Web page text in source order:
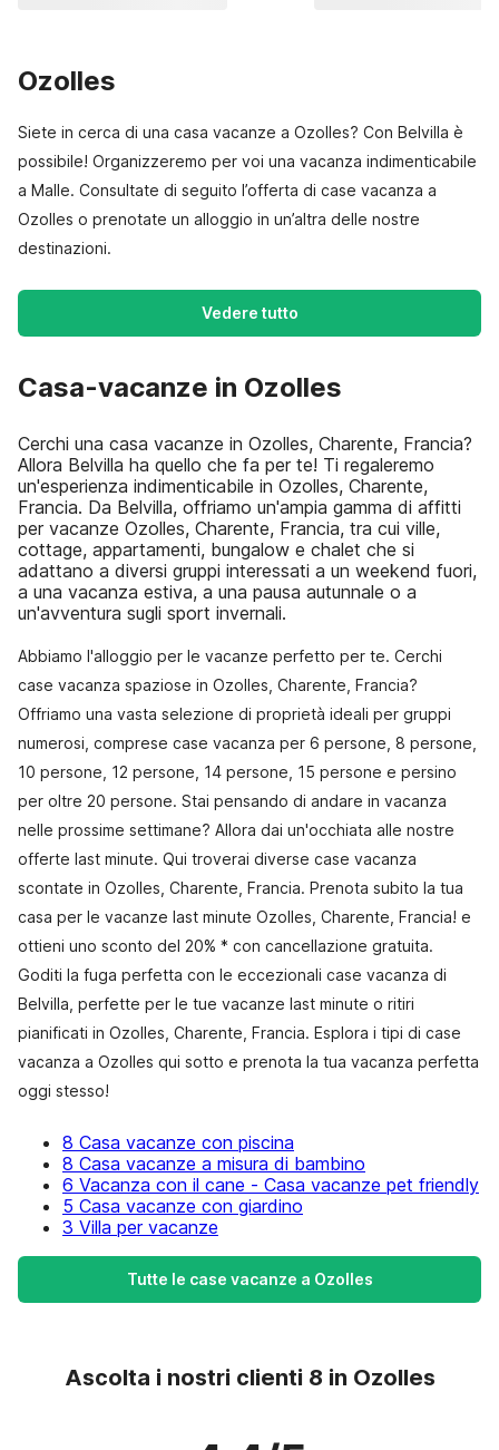
Ozolles
Siete in cerca di una casa vacanze a Ozolles? Con Belvilla è
possibile! Organizzeremo per voi una vacanza indimenticabile
a Malle. Consultate di seguito l’offerta di case vacanza a
Ozolles o prenotate un alloggio in un’altra delle nostre
destinazioni.
Vedere tutto
Casa-vacanze in Ozolles
Cerchi una casa vacanze in Ozolles, Charente, Francia?
Allora Belvilla ha quello che fa per te! Ti regaleremo
un'esperienza indimenticabile in Ozolles, Charente,
Francia. Da Belvilla, offriamo un'ampia gamma di affitti
per vacanze Ozolles, Charente, Francia, tra cui ville,
cottage, appartamenti, bungalow e chalet che si
adattano a diversi gruppi interessati a un weekend fuori,
a una vacanza estiva, a una pausa autunnale o a
un'avventura sugli sport invernali.
Abbiamo l'alloggio per le vacanze perfetto per te. Cerchi
case vacanza spaziose in Ozolles, Charente, Francia?
Offriamo una vasta selezione di proprietà ideali per gruppi
numerosi, comprese case vacanza per 6 persone, 8 persone,
10 persone, 12 persone, 14 persone, 15 persone e persino
per oltre 20 persone. Stai pensando di andare in vacanza
nelle prossime settimane? Allora dai un'occhiata alle nostre
offerte last minute. Qui troverai diverse case vacanza
scontate in Ozolles, Charente, Francia. Prenota subito la tua
casa per le vacanze last minute Ozolles, Charente, Francia! e
ottieni uno sconto del 20% * con cancellazione gratuita.
Goditi la fuga perfetta con le eccezionali case vacanza di
Belvilla, perfette per le tue vacanze last minute o ritiri
pianificati in Ozolles, Charente, Francia. Esplora i tipi di case
vacanza a Ozolles qui sotto e prenota la tua vacanza perfetta
oggi stesso!
8 Casa vacanze con piscina
8 Casa vacanze a misura di bambino
6 Vacanza con il cane - Casa vacanze pet friendly
5 Casa vacanze con giardino
3 Villa per vacanze
Tutte le case vacanze a Ozolles
Ascolta i nostri clienti 8 in Ozolles